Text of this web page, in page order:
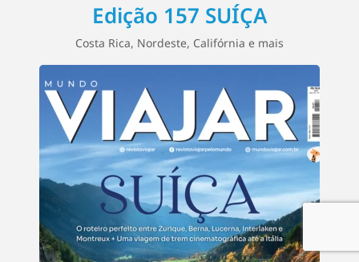
Edição 157 SUÍÇA
Costa Rica, Nordeste, Califórnia e mais